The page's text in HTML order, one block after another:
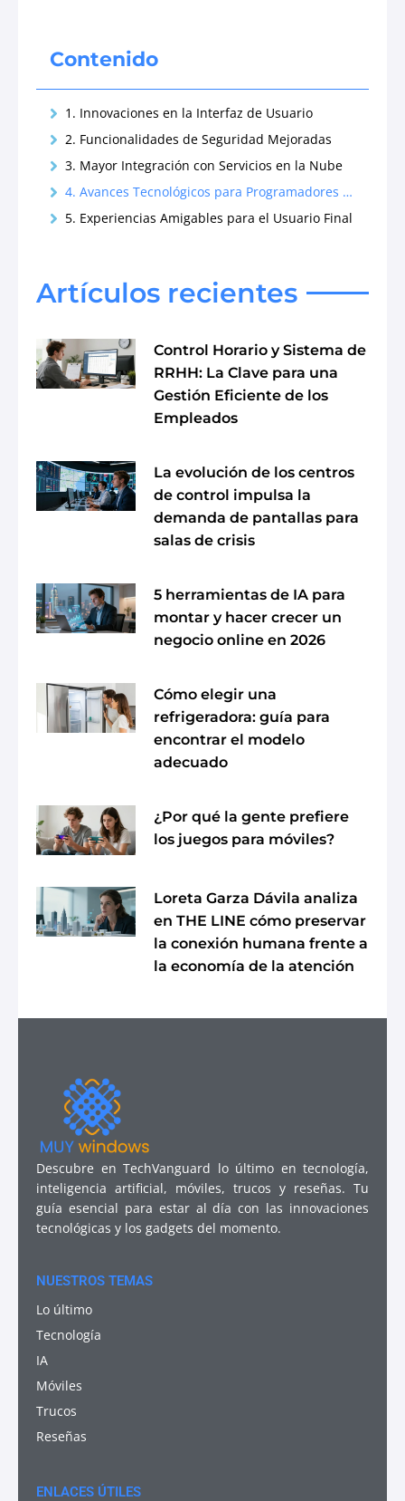
Contenido
1. Innovaciones en la Interfaz de Usuario
2. Funcionalidades de Seguridad Mejoradas
3. Mayor Integración con Servicios en la Nube
4. Avances Tecnológicos para Programadores y Desarrolladores
5. Experiencias Amigables para el Usuario Final
Artículos recientes
Control Horario y Sistema de
RRHH: La Clave para una
Gestión Eficiente de los
Empleados
La evolución de los centros
de control impulsa la
demanda de pantallas para
salas de crisis
5 herramientas de IA para
montar y hacer crecer un
negocio online en 2026
Cómo elegir una
refrigeradora: guía para
encontrar el modelo
adecuado
¿Por qué la gente prefiere
los juegos para móviles?
Loreta Garza Dávila analiza
en THE LINE cómo preservar
la conexión humana frente a
la economía de la atención
Descubre en TechVanguard lo último en tecnología,
inteligencia artificial, móviles, trucos y reseñas. Tu
guía esencial para estar al día con las innovaciones
tecnológicas y los gadgets del momento.
NUESTROS TEMAS
Lo último
Tecnología
IA
Móviles
Trucos
Reseñas
ENLACES ÚTILES